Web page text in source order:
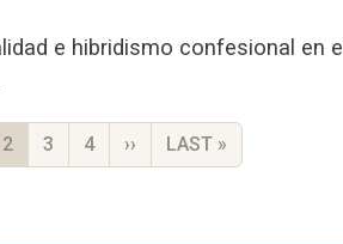
e hibridismo confesional en
PAGE
CURRENT PAGE
2 PAGE
3 PAGE
4 NEXT PAGE
›› LAST PAGE
LAST »